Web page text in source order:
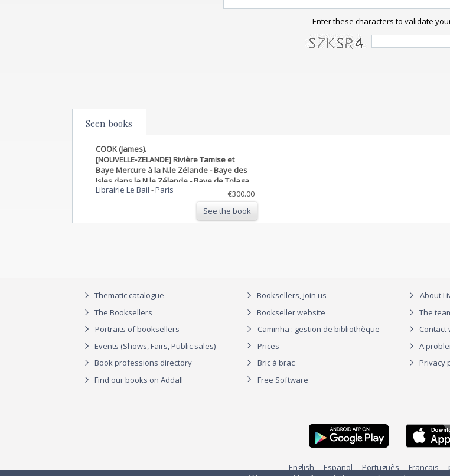
Enter these characters to validate
Seen books
COOK (James).
[NOUVELLE-ZELANDE] Rivière Tamise et
Baye Mercure à la N.le Zélande - Baye des
Isles dans la N.le Zélande - Baye de Tolaga
dans la N.le Zélande.
Librairie Le Bail -Paris
€300.00
See the book
Thematic catalogue
The Booksellers
Portraits of booksellers
Events (Shows, Fairs, Public sales)
Book professions directory
Find our books on Addall
Booksellers, join us
Bookseller website
Caminha : gestion de bibliothèque
Prices
Bric à brac
Free Software
About
The
Contact
A
Privacy
English Español Português Français